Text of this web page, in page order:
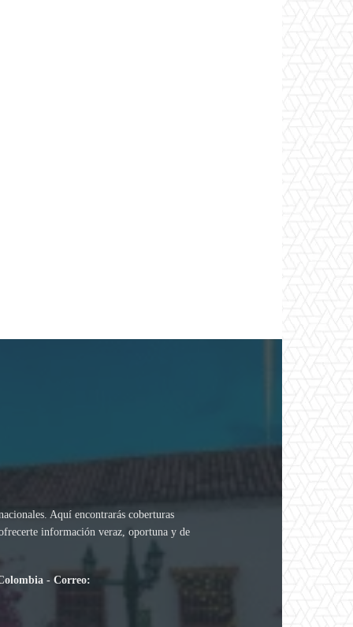
Aquí encontrarás coberturas
información veraz, oportuna y de
- Correo: